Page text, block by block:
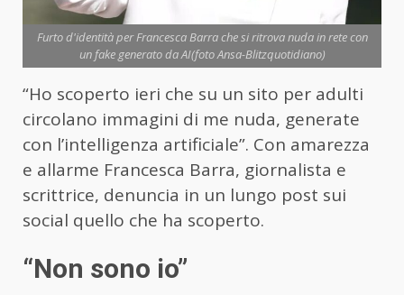
Furto d'identità per Francesca Barra che si ritrova nuda in rete con
un fake generato da AI(foto Ansa-Blitzquotidiano)
“Ho scoperto ieri che su un sito per adulti
circolano immagini di me nuda, generate
con l’intelligenza artificiale”. Con amarezza
e allarme Francesca Barra, giornalista e
scrittrice, denuncia in un lungo post sui
social quello che ha scoperto.
“Non sono io”